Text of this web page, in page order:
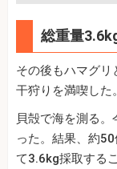
総重量
その後もハマグリ
干狩りを満喫した。
貝殻で海を測る
った。結果、約
て3.6kg採取する